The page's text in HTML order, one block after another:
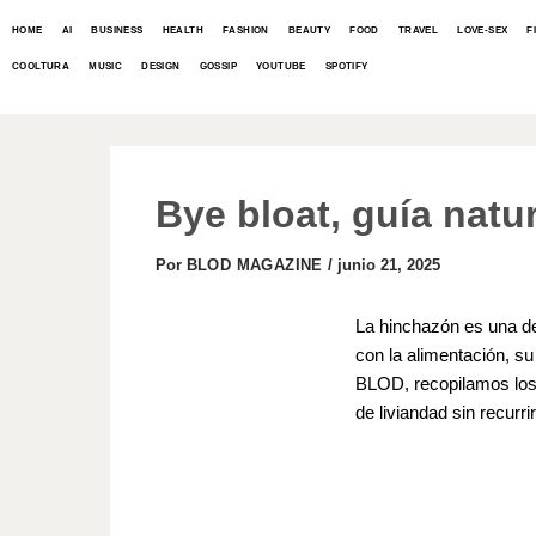
HOME AI BUSINESS HEALTH FASHION BEAUTY FOOD TRAVEL LOVE-SEX
COOLTURA MUSIC DESIGN GOSSIP YOUTUBE SPOTIFY
Bye bloat, guía
Por BLOD MAGAZINE/ junio 21, 2025
La hinchazón es una
con la alimentación,
BLOD, recopilamos
de liviandad sin